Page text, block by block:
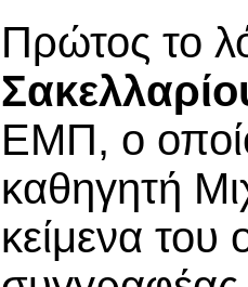
Πρώτος το
ΕΜΠ, ο
καθηγητή
κείμενα του